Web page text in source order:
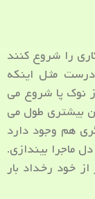
را شروع کنند
مثل اینکه
نوک پا شروع می
بیشتری طول می
هم وجود دارد
ماجرا بیندازی.
خود رخداد بار